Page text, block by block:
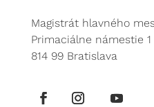
Magistrát hlavného
Primaciálne námestie 1
814 99 Bratislava